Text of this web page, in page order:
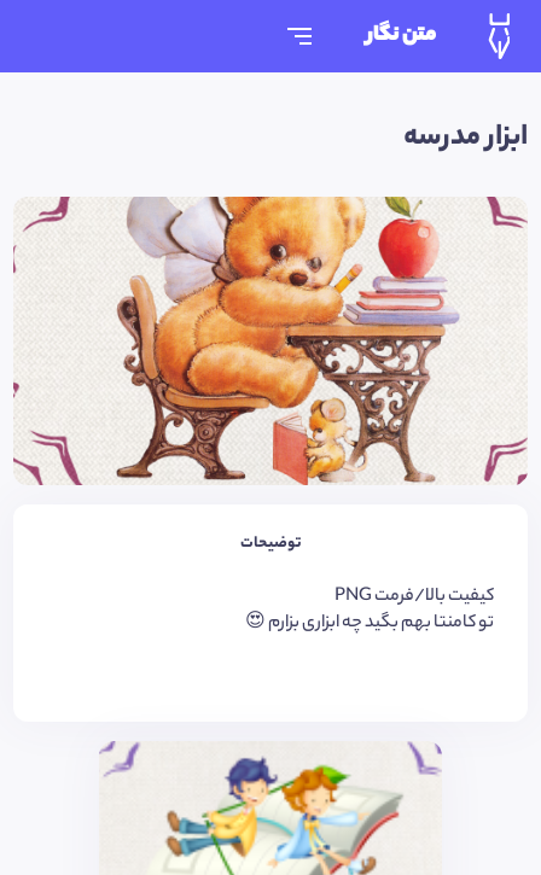
متن نگار
ابزار مدرسه
توضیحات
کیفیت بالا/فرمت PNG
تو کامنتا بهم بگید چه ابزاری بزارم 😍